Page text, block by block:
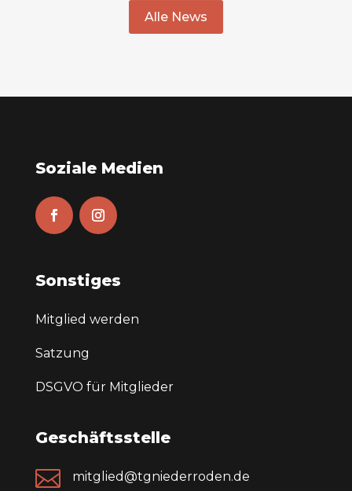
Alle News
Soziale Medien
Sonstiges
Mitglied werden
Satzung
DSGVO für Mitglieder
Geschäftsstelle
 mitglied@tgniederroden.de